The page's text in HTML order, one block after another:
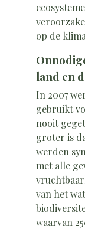
op de
land en
In 2007
gebruikt
nooit
groter is
werden
met alle
van het
waarvan